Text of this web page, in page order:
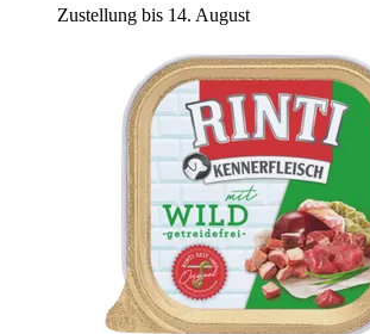
Zustellung bis 14. August